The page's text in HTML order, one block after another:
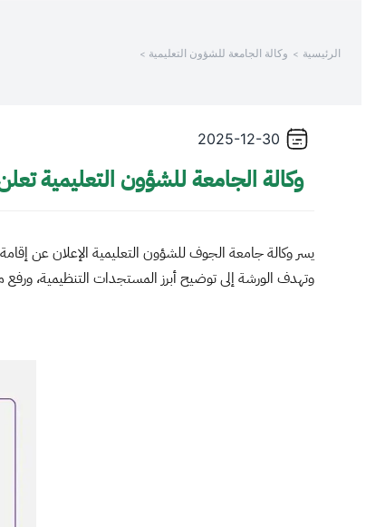
الرئيسية وكالة الجامعة للشؤون التعليمية
2025-12-30
وكالة الجامعة للشؤون التعليمية
يسر وكالة جامعة الجوف للشؤون التعليمية الإعلان عن
وتهدف الورشة إلى توضيح أبرز المستجدات التنظيمية،